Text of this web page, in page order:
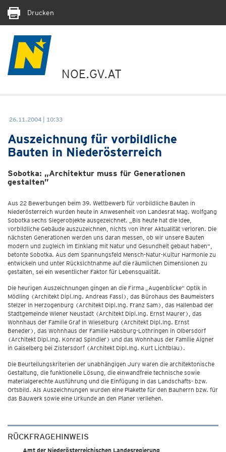
Drucken
NOE.GV.AT
26.11.2004 | 10:33
Auszeichnung für vorbildliche
Bauten in Niederösterreich
Sobotka: „Architektur muss für Generationen
gestalten”
Aus 22 Bewerbungen beim 39. Wettbewerb für vorbildliche Bauten in
Niederösterreich wurden heute in Anwesenheit von Landesrat Mag. Wolfgang
Sobotka sechs Siegerobjekte ausgezeichnet. „Bis heute hat die Idee,
vorbildliche Gebäude auszuzeichnen, nichts von ihrer Aktualität verloren. Die
nächsten Generationen werden uns daran messen, ob wir unsere Bauten
modern und zugleich im Einklang mit Natur und Gesundheit gebaut haben“,
betonte Sobotka. Aus dem Spannungsfeld Mensch-Natur-Kultur Harmonie zu
entwickeln und unter Rücksichtnahme auf die räumlichen Dimensionen zu
gestalten, sei ein wesentlicher Faktor für Lebensqualität.
Die heurigen Auszeichnungen gingen an die Firma „Augenblicke“ Optik in
Mödling (Architekt Dipl.Ing. Andreas Fassl), das Bürohaus des Baumeisters
Stelzer in Herzogenburg (Architekt Dipl.Ing. Franz Sam), das Hallenbad der
Stadtgemeinde Wiener Neustadt (Architekt Dipl.Ing. Ernst Maurer), das
Wohnhaus der Familie Graf in Wieselburg (Architekt Dipl.Ing. Ernst
Beneder), das Wohnhaus der Familie Habsburg-Lothringen in Olbersdorf
(Architekt Dipl.Ing. Konrad Spindler) und das Wohnhaus der Familie Aigner
in Gaiselberg bei Zistersdorf (Architekt Dipl.Ing. Kurt Lichtblau).
Die Beurteilungskriterien der unabhängigen Jury waren die architektonische
Gestaltung, die funktionelle Lösung, die einwandfreie technische sowie
materialgerechte Ausführung und die Einfügung in das Landschafts- bzw.
Ortsbild. Als Auszeichnungen wurden eine Plakette für den Bauherrn bzw. für
das Bauwerk sowie eine Urkunde an den Planer verliehen.
RÜCKFRAGEHINWEIS
Amt der Niederösterreichischen Landesregierung